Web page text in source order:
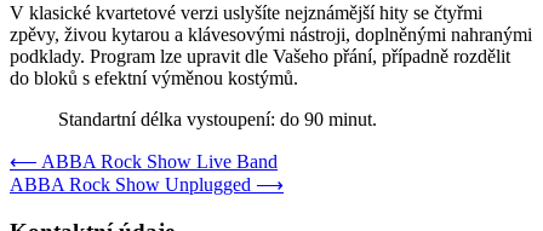
V klasické kvartetové verzi uslyšíte nejznámější hity se čtyřmi
zpěvy, živou kytarou a klávesovými nástroji, doplněnými nahranými
podklady. Program lze upravit dle Vašeho přání, případně rozdělit
do bloků s efektní výměnou kostýmů.
Standartní délka vystoupení: do 90 minut.
⟵ ABBA Rock Show Live Band
ABBA Rock Show Unplugged ⟶